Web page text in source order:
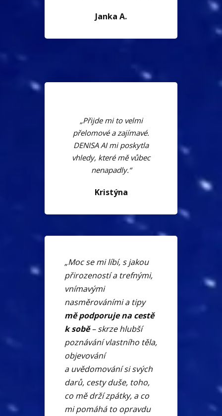
Janka A.
„Přijde mi to velmi
přelomové a zajímavé.
DENISA AI mi poskytla
vhledy, které mě vůbec
nenapadly.“
Kristýna
„Moc se mi líbí, s jakou
přirozeností a trefnými,
vnímavými
nasměrováními a tipy
mě podporuje na cestě
k sobě– skrze hlubší
poznávání vlastního těla,
objevování
a uvědomování si svých
darů, cesty duše, toho,
co mě drží zpátky, a co
mi pomáhá to opravdu